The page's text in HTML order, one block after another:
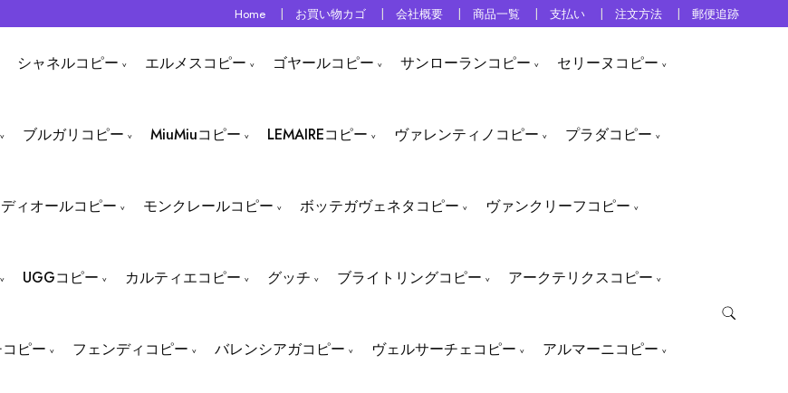
Home お買い物カゴ 会社概要 商品一覧 支払い 注文方法 郵便追跡
シャネルコピー エルメスコピー ゴヤールコピー サンローランコピー セリーヌコピー
ブルガリコピー MiuMiuコピー LEMAIREコピー ヴァレンティノコピー プラダコピー
ディオールコピー モンクレールコピー ボッテガヴェネタコピー ヴァンクリーフコピー
UGGコピー カルティエコピー グッチ ブライトリングコピー アークテリクスコピー
ピー フェンディコピー バレンシアガコピー ヴェルサーチェコピー アルマーニコピー